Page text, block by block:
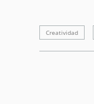
Creatividad